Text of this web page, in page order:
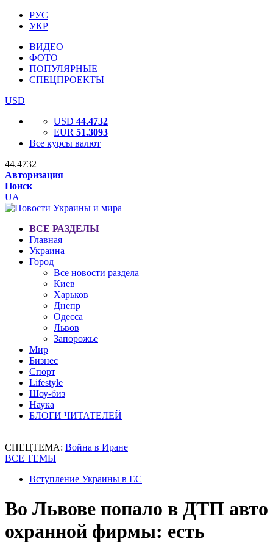
РУС
УКР
ВИДЕО
ФОТО
ПОПУЛЯРНЫЕ
СПЕЦПРОЕКТЫ
USD
USD 44.4732
EUR 51.3093
Все курсы валют
44.4732
Авторизация
Поиск
UA
ВСЕ РАЗДЕЛЫ
Главная
Украина
Город
Все новости раздела
Киев
Харьков
Днепр
Одесса
Львов
Запорожье
Мир
Бизнес
Спорт
Lifestyle
Шоу-биз
Наука
БЛОГИ ЧИТАТЕЛЕЙ
СПЕЦТЕМА: Война в Иране
ВСЕ ТЕМЫ
Вступление Украины в ЕС
Во Львове попало в ДТП авто
охранной фирмы: есть